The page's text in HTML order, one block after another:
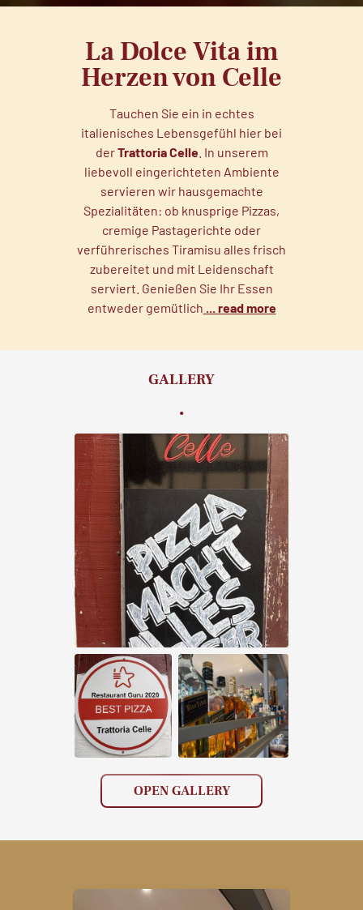
La Dolce Vita im
Herzen von Celle
Tauchen Sie ein in echtes
italienisches Lebensgefühl hier bei
derTrattoria Celle. In unserem
liebevoll eingerichteten Ambiente
servieren wir hausgemachte
Spezialitäten: ob knusprige Pizzas,
cremige Pastagerichte oder
verführerisches Tiramisu alles frisch
zubereitet und mit Leidenschaft
serviert. Genießen Sie Ihr Essen
entweder gemütlich ... read more
GALLERY
.
OPEN GALLERY